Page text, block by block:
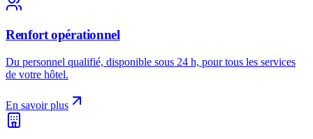
Renfort opérationnel
Du personnel qualifié, disponible sous 24 h, pour tous les services
de votre hôtel.
En savoir plus